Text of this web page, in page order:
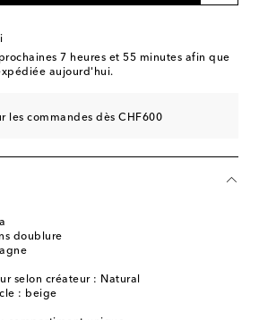
7 heures et 55 minutes afin que
aujourd'hui.
les commandes dès CHF600
doublure
selon créateur : Natural
: beige